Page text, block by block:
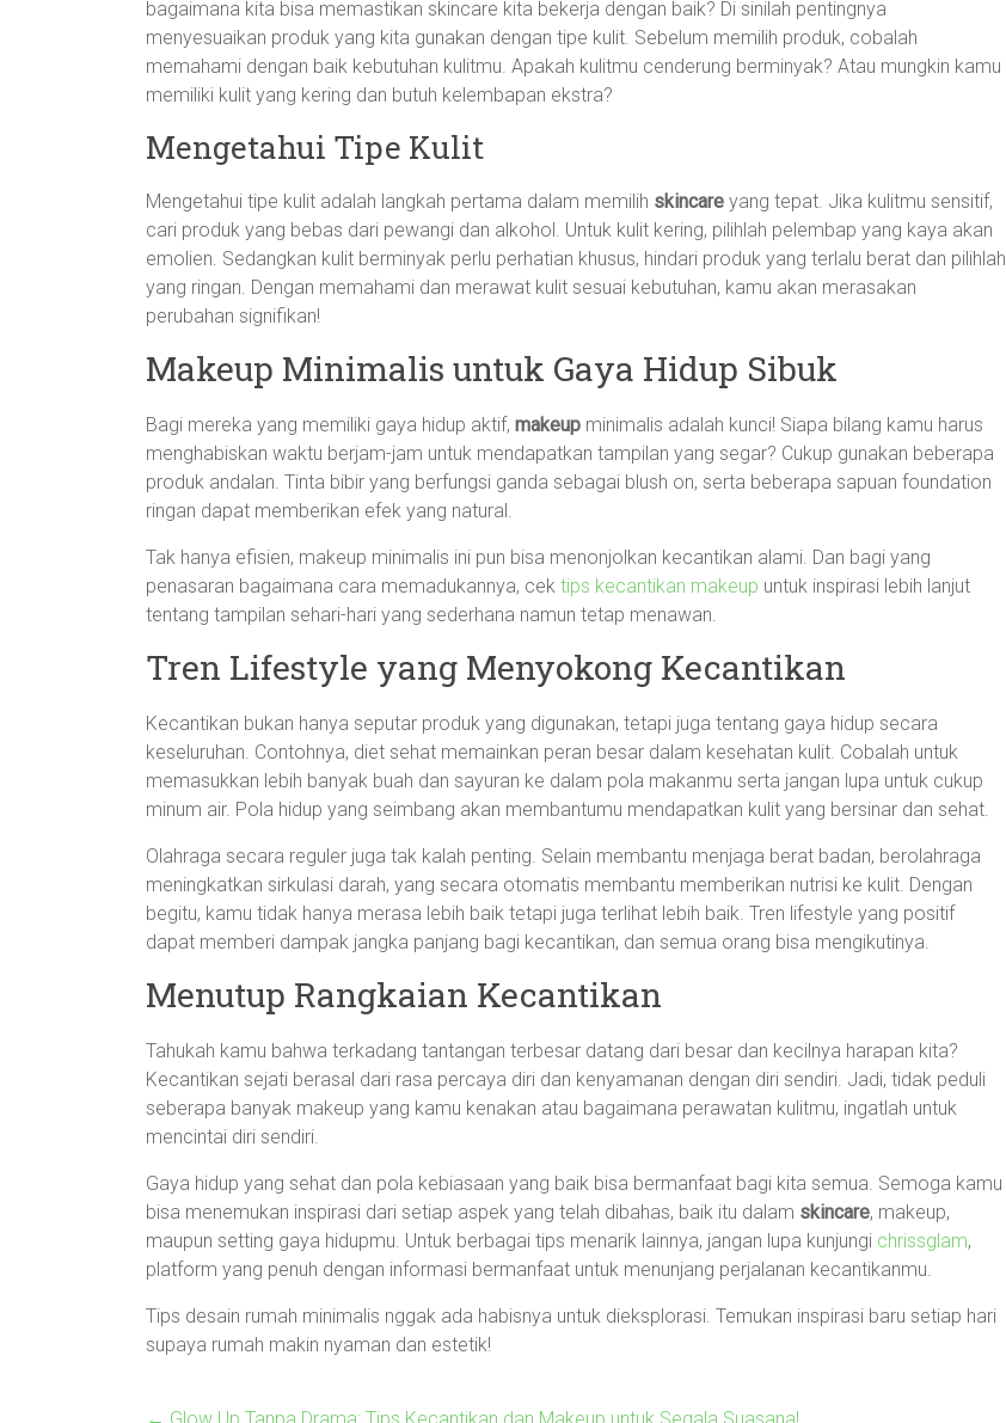
bagaimana kita bisa memastikan skincare kita bekerja dengan baik? Di sinilah pentingnya
menyesuaikan produk yang kita gunakan dengan tipe kulit. Sebelum memilih produk, cobalah
memahami dengan baik kebutuhan kulitmu. Apakah kulitmu cenderung berminyak? Atau mungkin kamu
memiliki kulit yang kering dan butuh kelembapan ekstra?
Mengetahui Tipe Kulit
Mengetahui tipe kulit adalah langkah pertama dalam memilih skincare yang tepat. Jika kulitmu sensitif,
cari produk yang bebas dari pewangi dan alkohol. Untuk kulit kering, pilihlah pelembap yang kaya akan
emolien. Sedangkan kulit berminyak perlu perhatian khusus, hindari produk yang terlalu berat dan pilihlah
yang ringan. Dengan memahami dan merawat kulit sesuai kebutuhan, kamu akan merasakan
perubahan signifikan!
Makeup Minimalis untuk Gaya Hidup Sibuk
Bagi mereka yang memiliki gaya hidup aktif, makeup minimalis adalah kunci! Siapa bilang kamu harus
menghabiskan waktu berjam-jam untuk mendapatkan tampilan yang segar? Cukup gunakan beberapa
produk andalan. Tinta bibir yang berfungsi ganda sebagai blush on, serta beberapa sapuan foundation
ringan dapat memberikan efek yang natural.
Tak hanya efisien, makeup minimalis ini pun bisa menonjolkan kecantikan alami. Dan bagi yang
penasaran bagaimana cara memadukannya, cek tips kecantikan makeup untuk inspirasi lebih lanjut
tentang tampilan sehari-hari yang sederhana namun tetap menawan.
Tren Lifestyle yang Menyokong Kecantikan
Kecantikan bukan hanya seputar produk yang digunakan, tetapi juga tentang gaya hidup secara
keseluruhan. Contohnya, diet sehat memainkan peran besar dalam kesehatan kulit. Cobalah untuk
memasukkan lebih banyak buah dan sayuran ke dalam pola makanmu serta jangan lupa untuk cukup
minum air. Pola hidup yang seimbang akan membantumu mendapatkan kulit yang bersinar dan sehat.
Olahraga secara reguler juga tak kalah penting. Selain membantu menjaga berat badan, berolahraga
meningkatkan sirkulasi darah, yang secara otomatis membantu memberikan nutrisi ke kulit. Dengan
begitu, kamu tidak hanya merasa lebih baik tetapi juga terlihat lebih baik. Tren lifestyle yang positif
dapat memberi dampak jangka panjang bagi kecantikan, dan semua orang bisa mengikutinya.
Menutup Rangkaian Kecantikan
Tahukah kamu bahwa terkadang tantangan terbesar datang dari besar dan kecilnya harapan kita?
Kecantikan sejati berasal dari rasa percaya diri dan kenyamanan dengan diri sendiri. Jadi, tidak peduli
seberapa banyak makeup yang kamu kenakan atau bagaimana perawatan kulitmu, ingatlah untuk
mencintai diri sendiri.
Gaya hidup yang sehat dan pola kebiasaan yang baik bisa bermanfaat bagi kita semua. Semoga kamu
bisa menemukan inspirasi dari setiap aspek yang telah dibahas, baik itu dalam skincare, makeup,
maupun setting gaya hidupmu. Untuk berbagai tips menarik lainnya, jangan lupa kunjungi chrissglam,
platform yang penuh dengan informasi bermanfaat untuk menunjang perjalanan kecantikanmu.
Tips desain rumah minimalis nggak ada habisnya untuk dieksplorasi. Temukan inspirasi baru setiap hari
supaya rumah makin nyaman dan estetik!